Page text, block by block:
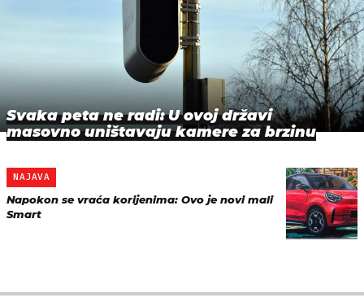
Svaka peta ne radi: U ovoj državi
masovno uništavaju kamere za brzinu
NAJAVA
Napokon se vraća korijenima: Ovo je novi mali
Smart